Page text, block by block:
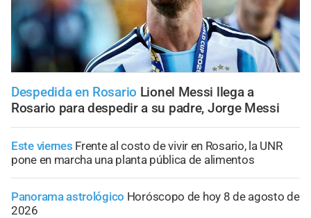
Despedida en Rosario Lionel Messi llega a
Rosario para despedir a su padre, Jorge Messi
Este viernes Frente al costo de vivir en Rosario, la UNR
pone en marcha una planta pública de alimentos
Panorama astrológico Horóscopo de hoy 8 de agosto de
2026